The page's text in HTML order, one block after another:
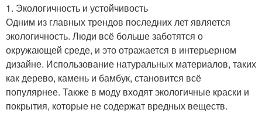
1. Экологичность и устойчивость
Одним из главных трендов последних лет является
экологичность. Люди всё больше заботятся о
окружающей среде, и это отражается в интерьерном
дизайне. Использование натуральных материалов, таких
как дерево, камень и бамбук, становится всё
популярнее. Также в моду входят экологичные краски и
покрытия, которые не содержат вредных веществ.